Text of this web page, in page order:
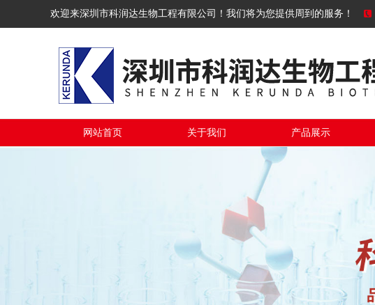
欢迎来深圳市科润达生物工程有限公司！我们将为您提供周到的服务！
网站首页 关于我们 产品展示